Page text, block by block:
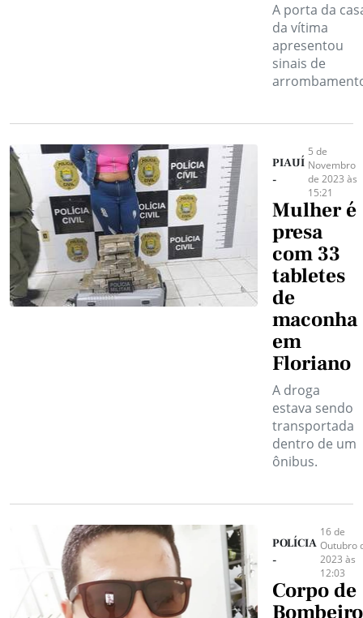
A porta da
da vítima
apresentou
sinais de
PIAUÍ
-
5 de
Novembro
de 2023 às
15:21
Mulher é
presa
com 33
tabletes
de
maconha
em
Floriano
A droga
estava sendo
transportada
dentro de um
ônibus.
POLÍCIA
-
16 de
Outubro
2023 às
12:03
Corpo de